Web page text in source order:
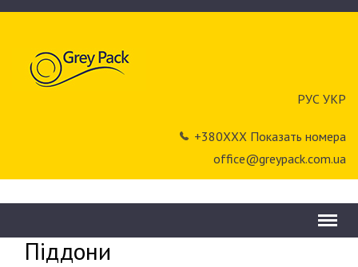
РУС УКР
+380ХХХ Показать номера
office@greypack.com.ua
Menu
Піддони